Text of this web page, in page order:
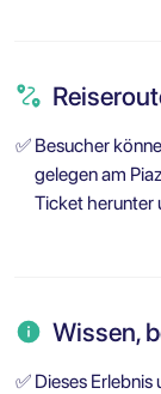
✅ Besucher
gelegen am
Ticket herunter
Wissen,
✅ Dieses